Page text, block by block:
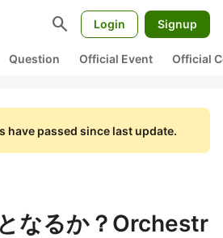
search Login Signup
Question Official Event Official
have passed since last update.
なるか？Orchestr